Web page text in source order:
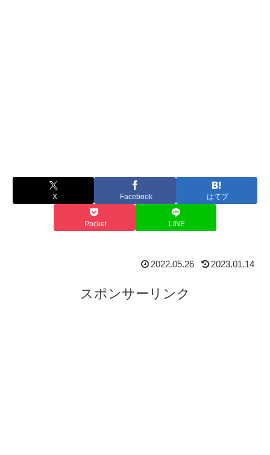
X Facebook はてブ
Pocket LINE
2022.05.26 2023.01.14
スポンサーリンク